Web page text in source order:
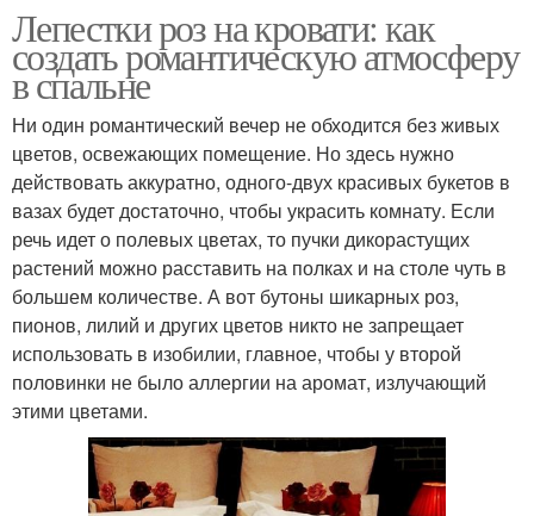
Лепестки роз на кровати: как
создать романтическую атмосферу
в спальне
Ни один романтический вечер не обходится без живых
цветов, освежающих помещение. Но здесь нужно
действовать аккуратно, одного-двух красивых букетов в
вазах будет достаточно, чтобы украсить комнату. Если
речь идет о полевых цветах, то пучки дикорастущих
растений можно расставить на полках и на столе чуть в
большем количестве. А вот бутоны шикарных роз,
пионов, лилий и других цветов никто не запрещает
использовать в изобилии, главное, чтобы у второй
половинки не было аллергии на аромат, излучающий
этими цветами.